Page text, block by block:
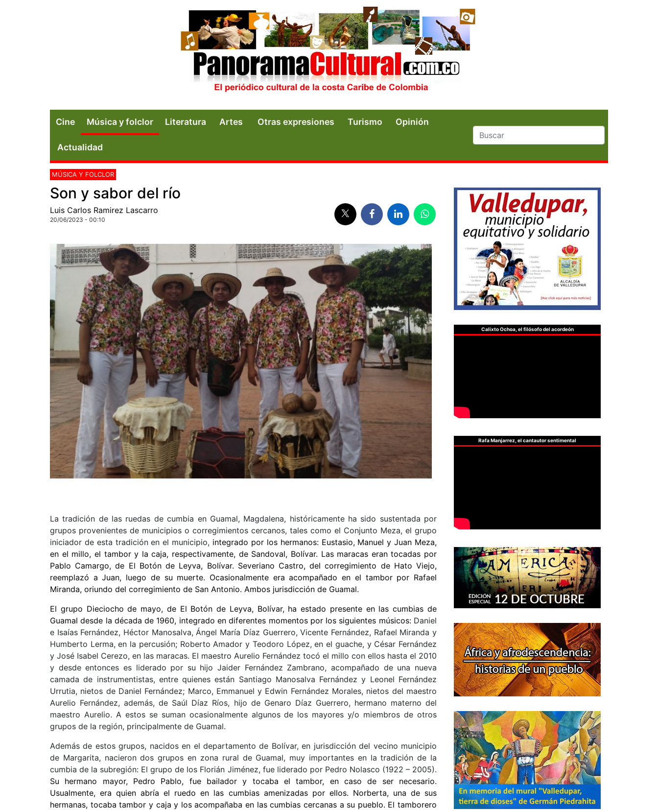
Cine Música y folclor Literatura Artes Otras expresiones Turismo Opinión
Actualidad
MÚSICA Y FOLCLOR
Son y sabor del río
Luis Carlos Ramirez Lascarro
20/06/2023 - 00:10
La tradición de las ruedas de cumbia en Guamal, Magdalena, históricamente ha sido sustentada por
grupos provenientes de municipios o corregimientos cercanos, tales como el Conjunto Meza, el grupo
iniciador de esta tradición en el municipio, integrado por los hermanos: Eustasio, Manuel y Juan Meza,
en el millo, el tambor y la caja, respectivamente, de Sandoval, Bolívar. Las maracas eran tocadas por
Pablo Camargo, de El Botón de Leyva, Bolívar. Severiano Castro, del corregimiento de Hato Viejo,
reemplazó a Juan, luego de su muerte. Ocasionalmente era acompañado en el tambor por Rafael
Miranda, oriundo del corregimiento de San Antonio. Ambos jurisdicción de Guamal.
El grupo Dieciocho de mayo, de El Botón de Leyva, Bolívar, ha estado presente en las cumbias de
Guamal desde la década de 1960, integrado en diferentes momentos por los siguientes músicos: Daniel
e Isaías Fernández, Héctor Manosalva, Ángel María Díaz Guerrero, Vicente Fernández, Rafael Miranda y
Humberto Lerma, en la percusión; Roberto Amador y Teodoro López, en el guache, y César Fernández
y José Isabel Cerezo, en las maracas. El maestro Aurelio Fernández tocó el millo con ellos hasta el 2010
y desde entonces es liderado por su hijo Jaider Fernández Zambrano, acompañado de una nueva
camada de instrumentistas, entre quienes están Santiago Manosalva Fernández y Leonel Fernández
Urrutia, nietos de Daniel Fernández; Marco, Emmanuel y Edwin Fernández Morales, nietos del maestro
Aurelio Fernández, además, de Saúl Díaz Ríos, hijo de Genaro Díaz Guerrero, hermano materno del
maestro Aurelio. A estos se suman ocasionalmente algunos de los mayores y/o miembros de otros
grupos de la región, principalmente de Guamal.
Además de estos grupos, nacidos en el departamento de Bolívar, en jurisdicción del vecino municipio
de Margarita, nacieron dos grupos en zona rural de Guamal, muy importantes en la tradición de la
cumbia de la subregión: El grupo de los Florián Jiménez, fue liderado por Pedro Nolasco (1922 – 2005).
Su hermano mayor, Pedro Pablo, fue bailador y tocaba el tambor, en caso de ser necesario.
Usualmente, era quien abría el ruedo en las cumbias amenizadas por ellos. Norberta, una de sus
hermanas, tocaba tambor y caja y los acompañaba en las cumbias cercanas a su pueblo. El tamborero
Calixto Ochoa, el filósofo del acordeón
Rafa Manjarrez, el cantautor sentimental